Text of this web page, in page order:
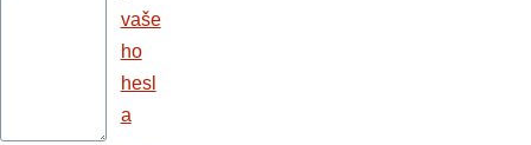
vaše
ho
hesl
a